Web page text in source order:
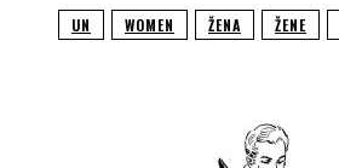
UN WOMEN ŽENA ŽENE